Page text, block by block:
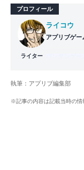
プロフィール
ライター
ライコウ
アプリブゲ
バンタンゲ
ゲームだけ
くして面白さ
執筆：アプリブ編集部
※記事の内容は記載当時の情